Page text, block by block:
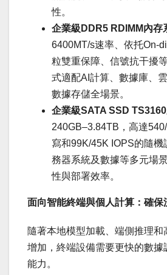
性。
企業級 DDR5 RDIMM內存
6400MT/s速率、依托On-
粒雙重保障、信號抗干擾
式適配AI計算、數據庫、
數據存儲全場景。
企業級SATA SSD TS3160
240GB–3.84TB，高達
寫和99K/45K IOPS的隨機
務器系統及數據等多元場
性與部署效率。
面向智能終端與個人計算：確保
隨著本地模型加載、端側推理和
增加，終端設備需要更快的數據
能力。